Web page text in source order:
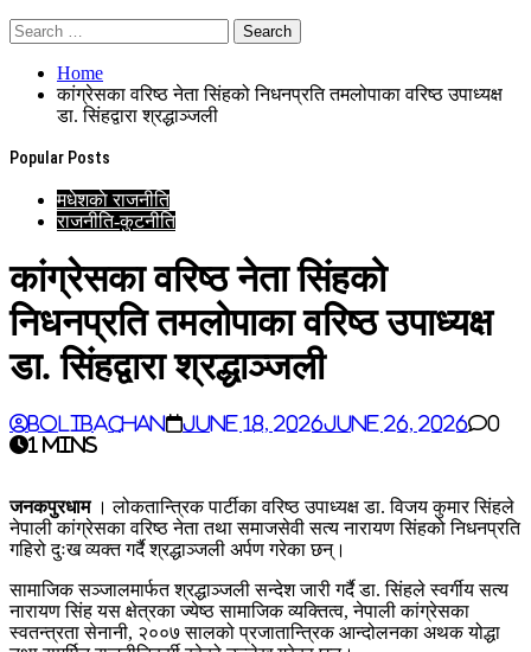
Home
कांग्रेसका वरिष्ठ नेता सिंहको निधनप्रति तमलोपाका वरिष्ठ उपाध्यक्ष
डा. सिंहद्वारा श्रद्धाञ्जली
Popular Posts
मधेशकाे राजनीति
राजनीति-कुटनीति
कांग्रेसका वरिष्ठ नेता सिंहको
निधनप्रति तमलोपाका वरिष्ठ उपाध्यक्ष
डा. सिंहद्वारा श्रद्धाञ्जली
BoliBachan June 18, 2026June 26, 2026
0
1 mins
जनकपुरधाम। लोकतान्त्रिक पार्टीका वरिष्ठ उपाध्यक्ष डा. विजय कुमार सिंहले
नेपाली कांग्रेसका वरिष्ठ नेता तथा समाजसेवी सत्य नारायण सिंहको निधनप्रति
गहिरो दुःख व्यक्त गर्दै श्रद्धाञ्जली अर्पण गरेका छन्।
सामाजिक सञ्जालमार्फत श्रद्धाञ्जली सन्देश जारी गर्दै डा. सिंहले स्वर्गीय सत्य
नारायण सिंह यस क्षेत्रका ज्येष्ठ सामाजिक व्यक्तित्व, नेपाली कांग्रेसका
स्वतन्त्रता सेनानी, २००७ सालको प्रजातान्त्रिक आन्दोलनका अथक योद्धा